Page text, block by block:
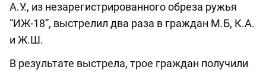
А.У., из незарегистрированного обреза ружья
“ИЖ-18”, выстрелил два раза в граждан М.Б, К.А.
и Ж.Ш.
В результате выстрела, трое граждан получили